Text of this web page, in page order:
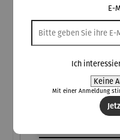
bis zu 25 Zeichen inkl.
Bitte auf korrekte
Ihre Personalisierung
E-
Ich
Mit einer Anmeldung